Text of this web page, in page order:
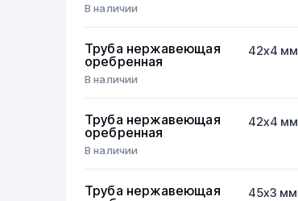
В наличии
Труба нержавеющая
оребренная
В наличии
42х4 мм
Труба нержавеющая
оребренная
В наличии
42х4 мм
Труба нержавеющая
45х3 мм